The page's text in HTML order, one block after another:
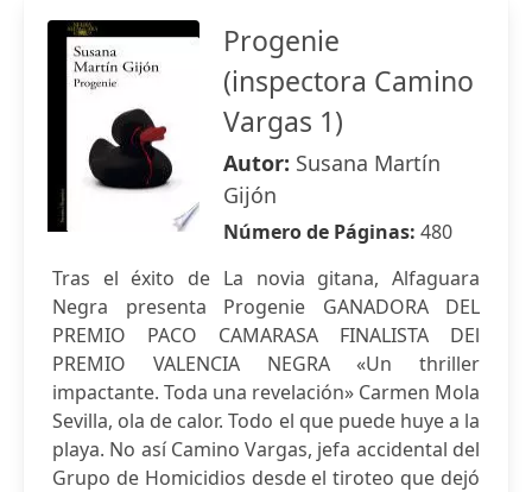
Progenie
(inspectora Camino
Vargas 1)
Autor: Susana Martín
Gijón
Número de Páginas: 480
Tras el éxito de La novia gitana, Alfaguara
Negra presenta Progenie GANADORA DEL
PREMIO PACO CAMARASA FINALISTA DEl
PREMIO VALENCIA NEGRA «Un thriller
impactante. Toda una revelación» Carmen Mola
Sevilla, ola de calor. Todo el que puede huye a la
playa. No así Camino Vargas, jefa accidental del
Grupo de Homicidios desde el tiroteo que dejó